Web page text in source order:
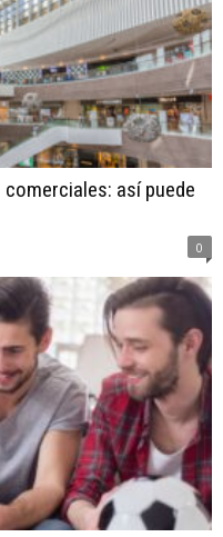
así puede
0